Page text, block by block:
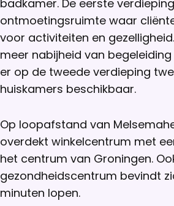
badkamer. De eerste
ontmoetingsruimte waar
voor activiteiten en
meer nabijheid van
er op de tweede verdieping
huiskamers beschikbaar.
Op loopafstand van
overdekt winkelcentrum met
het centrum van Groningen.
gezondheidscentrum bevindt
minuten lopen.